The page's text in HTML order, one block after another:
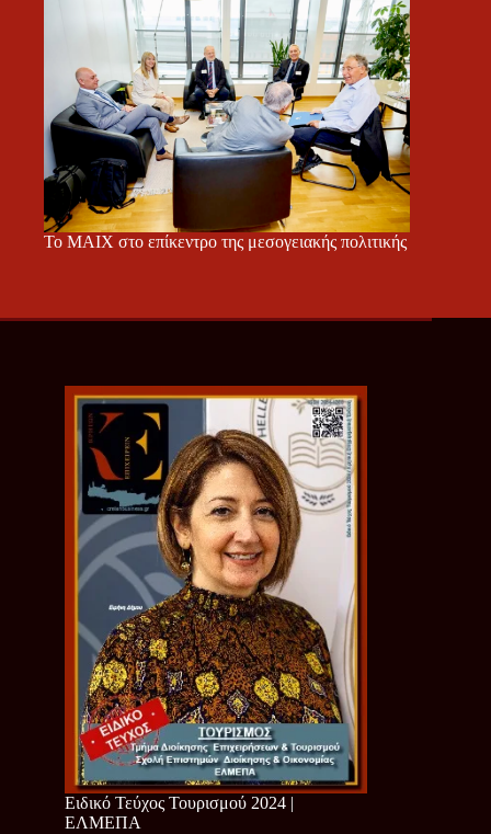
Το ΜΑΙΧ στο επίκεντρο της μεσογειακής πολιτικής
Ειδικό Τεύχος Τουρισμού 2024 |
ΕΛΜΕΠΑ